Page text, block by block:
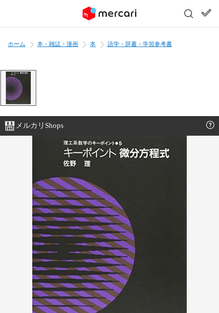
ホーム 本・雑誌・漫画 本 語学・辞書・学習参考書
メルカリShops